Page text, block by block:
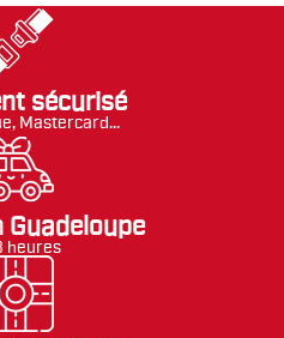
sécurisé
Mastercard...
Guadeloupe
heures